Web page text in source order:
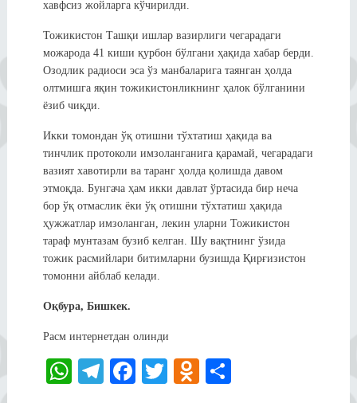
хавфсиз жойларга кўчирилди.
Тожикистон Ташқи ишлар вазирлиги чегарадаги
можарода 41 киши қурбон бўлгани ҳақида хабар берди.
Озодлик радиоси эса ўз манбаларига таянган ҳолда
олтмишга яқин тожикистонликнинг ҳалок бўлганини
ёзиб чиқди.
Икки томондан ўқ отишни тўхтатиш ҳақида ва
тинчлик протоколи имзоланганига қарамай, чегарадаги
вазият хавотирли ва таранг ҳолда қолишда давом
этмоқда. Бунгача ҳам икки давлат ўртасида бир неча
бор ўқ отмаслик ёки ўқ отишни тўхтатиш ҳақида
ҳужжатлар имзоланган, лекин уларни Тожикистон
тараф мунтазам бузиб келган. Шу вақтнинг ўзида
тожик расмийлари битимларни бузишда Қирғизистон
томонни айблаб келади.
Оқбура, Бишкек.
Расм интернетдан олинди
W
Te Fa
T
O